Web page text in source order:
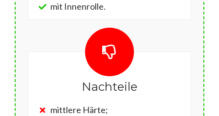
mit Innenrolle.
Nachteile
mittlere Härte;